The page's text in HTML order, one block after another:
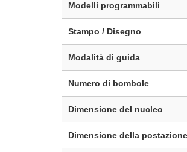
Modelli programmabili
Stampo / Disegno
Modalità di guida
Numero di bombole
Dimensione del nucleo
Dimensione della